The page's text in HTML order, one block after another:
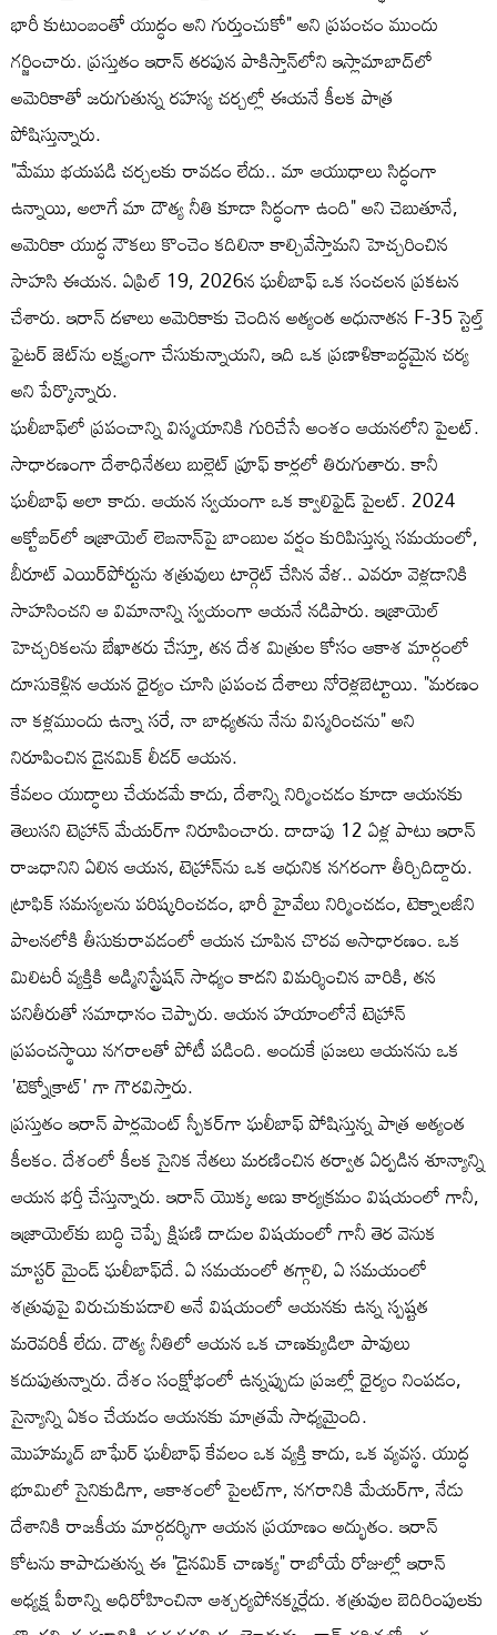
భారీ కుటుంబంతో యుద్ధం అని గుర్తుంచుకో" అని ప్రపంచం ముందు
గర్జించారు. ప్రస్తుతం ఇరాన్ తరపున పాకిస్తాన్‌లోని ఇస్లామాబాద్‌లో
అమెరికాతో జరుగుతున్న రహస్య చర్చల్లో ఈయనే కీలక పాత్ర
పోషిస్తున్నారు.
"మేము భయపడి చర్చలకు రావడం లేదు.. మా ఆయుధాలు సిద్ధంగా
ఉన్నాయి, అలాగే మా దౌత్య నీతి కూడా సిద్ధంగా ఉంది" అని చెబుతూనే,
అమెరికా యుద్ధ నౌకలు కొంచెం కదిలినా కాల్చివేస్తామని హెచ్చరించిన
సాహసి ఈయన. ఏప్రిల్ 19, 2026న ఘలీబాఫ్ ఒక సంచలన ప్రకటన
చేశారు. ఇరాన్ దళాలు అమెరికాకు చెందిన అత్యంత అధునాతన F-35 స్టెల్త్
ఫైటర్ జెట్‌ను లక్ష్యంగా చేసుకున్నాయని, ఇది ఒక ప్రణాళికాబద్ధమైన చర్య
అని పేర్కొన్నారు.
ఘలీబాఫ్‌లో ప్రపంచాన్ని విస్మయానికి గురిచేసే అంశం ఆయనలోని పైలట్.
సాధారణంగా దేశాధినేతలు బుల్లెట్ ప్రూఫ్ కార్లలో తిరుగుతారు. కానీ
ఘలీబాఫ్ అలా కాదు. ఆయన స్వయంగా ఒక క్వాలిఫైడ్ పైలట్. 2024
అక్టోబర్‌లో ఇజ్రాయెల్ లెబనాన్‌పై బాంబుల వర్షం కురిపిస్తున్న సమయంలో,
బీరూట్ ఎయిర్‌పోర్టును శత్రువులు టార్గెట్ చేసిన వేళ.. ఎవరూ వెళ్లడానికి
సాహసించని ఆ విమానాన్ని స్వయంగా ఆయనే నడిపారు. ఇజ్రాయెల్
హెచ్చరికలను బేఖాతరు చేస్తూ, తన దేశ మిత్రుల కోసం ఆకాశ మార్గంలో
దూసుకెళ్లిన ఆయన ధైర్యం చూసి ప్రపంచ దేశాలు నోరెళ్లబెట్టాయి. "మరణం
నా కళ్లముందు ఉన్నా సరే, నా బాధ్యతను నేను విస్మరించను" అని
నిరూపించిన డైనమిక్ లీడర్ ఆయన.
కేవలం యుద్ధాలు చేయడమే కాదు, దేశాన్ని నిర్మించడం కూడా ఆయనకు
తెలుసని టెహ్రాన్ మేయర్‌గా నిరూపించారు. దాదాపు 12 ఏళ్ల పాటు ఇరాన్
రాజధానిని ఏలిన ఆయన, టెహ్రాన్‌ను ఒక ఆధునిక నగరంగా తీర్చిదిద్దారు.
ట్రాఫిక్ సమస్యలను పరిష్కరించడం, భారీ హైవేలు నిర్మించడం, టెక్నాలజీని
పాలనలోకి తీసుకురావడంలో ఆయన చూపిన చొరవ అసాధారణం. ఒక
మిలిటరీ వ్యక్తికి అడ్మినిస్ట్రేషన్ సాధ్యం కాదని విమర్శించిన వారికి, తన
పనితీరుతో సమాధానం చెప్పారు. ఆయన హయాంలోనే టెహ్రాన్
ప్రపంచస్థాయి నగరాలతో పోటీ పడింది. అందుకే ప్రజలు ఆయనను ఒక
'టెక్నోక్రాట్' గా గౌరవిస్తారు.
ప్రస్తుతం ఇరాన్ పార్లమెంట్ స్పీకర్‌గా ఘలీబాఫ్ పోషిస్తున్న పాత్ర అత్యంత
కీలకం. దేశంలో కీలక సైనిక నేతలు మరణించిన తర్వాత ఏర్పడిన శూన్యాన్ని
ఆయన భర్తీ చేస్తున్నారు. ఇరాన్ యొక్క అణు కార్యక్రమం విషయంలో గానీ,
ఇజ్రాయెల్‌కు బుద్ధి చెప్పే క్షిపణి దాడుల విషయంలో గానీ తెర వెనుక
మాస్టర్ మైండ్ ఘలీబాఫ్‌దే. ఏ సమయంలో తగ్గాలి, ఏ సమయంలో
శత్రువుపై విరుచుకుపడాలి అనే విషయంలో ఆయనకు ఉన్న స్పష్టత
మరెవరికీ లేదు. దౌత్య నీతిలో ఆయన ఒక చాణక్యుడిలా పావులు
కదుపుతున్నారు. దేశం సంక్షోభంలో ఉన్నప్పుడు ప్రజల్లో ధైర్యం నింపడం,
సైన్యాన్ని ఏకం చేయడం ఆయనకు మాత్రమే సాధ్యమైంది.
మొహమ్మద్ బాఘేర్ ఘలీబాఫ్ కేవలం ఒక వ్యక్తి కాదు, ఒక వ్యవస్థ. యుద్ధ
భూమిలో సైనికుడిగా, ఆకాశంలో పైలట్‌గా, నగరానికి మేయర్‌గా, నేడు
దేశానికి రాజకీయ మార్గదర్శిగా ఆయన ప్రయాణం అద్భుతం. ఇరాన్
కోటను కాపాడుతున్న ఈ "డైనమిక్ చాణక్య" రాబోయే రోజుల్లో ఇరాన్
అధ్యక్ష పీఠాన్ని అధిరోహించినా ఆశ్చర్యపోనక్కర్లేదు. శత్రువుల బెదిరింపులకు